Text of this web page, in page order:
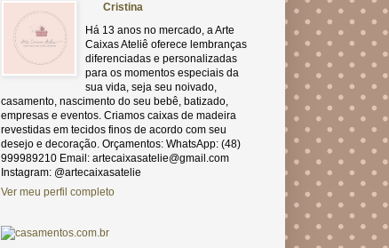
Cristina
Há 13 anos no mercado, a Arte
Caixas Ateliê oferece lembranças
diferenciadas e personalizadas
para os momentos especiais da
sua vida, seja seu noivado,
casamento, nascimento do seu bebê, batizado,
empresas e eventos. Criamos caixas de madeira
revestidas em tecidos finos de acordo com seu
desejo e decoração. Orçamentos: WhatsApp: (48)
999989210 Email: artecaixasatelie@gmail.com
Instagram: @artecaixasatelie
Ver meu perfil completo